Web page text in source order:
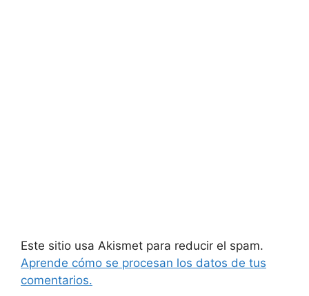
Este sitio usa Akismet para reducir el spam.
Aprende cómo se procesan los datos de tus
comentarios.